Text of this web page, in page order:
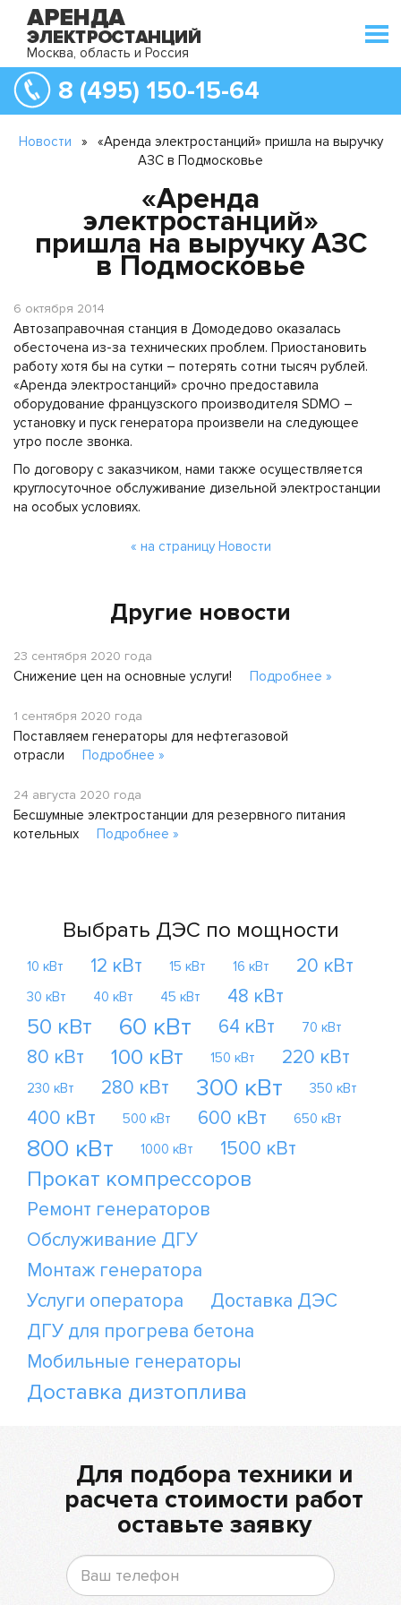
Москва, область и Россия
8 (495) 150-15-64
Новости »
«Аренда электростанций» пришла на выручку
АЗС в Подмосковье
«Аренда
электростанций»
пришла на выручку АЗС
в Подмосковье
6 октября 2014
Автозаправочная станция в Домодедово оказалась
обесточена из-за технических проблем. Приостановить
работу хотя бы на сутки – потерять сотни тысяч рублей.
«Аренда электростанций» срочно предоставила
оборудование французского производителя SDMO –
установку и пуск генератора произвели на следующее
утро после звонка.
По договору с заказчиком, нами также осуществляется
круглосуточное обслуживание дизельной электростанции
на особых условиях.
« на страницу Новости
Другие новости
23 сентября 2020 года
Снижение цен на основные услуги! Подробнее »
1 сентября 2020 года
Поставляем генераторы для нефтегазовой
отрасли
Подробнее »
24 августа 2020 года
Бесшумные электростанции для резервного питания
котельных
Подробнее »
Выбрать ДЭС по мощности
10 кВт 12 кВт 15 кВт 16 кВт 20 кВт
30 кВт 40 кВт 45 кВт 48 кВт
50 кВт 60 кВт 64 кВт 70 кВт
80 кВт 100 кВт 150 кВт 220 кВт
230 кВт 280 кВт 300 кВт 350 кВт
400 кВт 500 кВт 600 кВт 650 кВт
800 кВт 1000 кВт 1500 кВт
Прокат компрессоров
Ремонт генераторов
Обслуживание ДГУ
Монтаж генератора
Услуги оператора
Доставка ДЭС
ДГУ для прогрева бетона
Мобильные генераторы
Доставка дизтоплива
Для подбора техники и
расчета стоимости работ
оставьте заявку